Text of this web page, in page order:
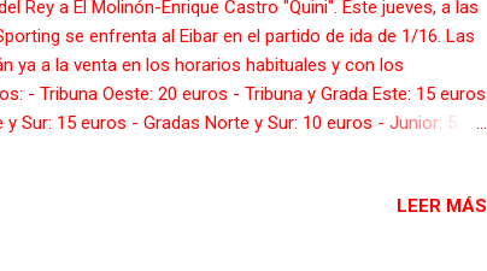
Rey a El Molinón-Enrique Castro "Quini". Este jueves, a las
se enfrenta al Eibar en el partido de ida de 1/16. Las
ya a la venta en los horarios habituales y con los
- Tribuna Oeste: 20 euros - Tribuna y Grada Este: 15 euros
y Sur: 15 euros - Gradas Norte y Sur: 10 euros - Junior: 5
Martes y miércoles: 10 a 13:30 y de 17 a 20hLEER MÁS